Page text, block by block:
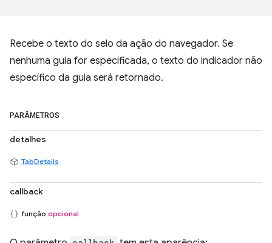
Recebe o texto do selo da ação do navegador. Se
nenhuma guia for especificada, o texto do indicador não
específico da guia será retornado.
PARÂMETROS
detalhes
TabDetails
callback
função opcional